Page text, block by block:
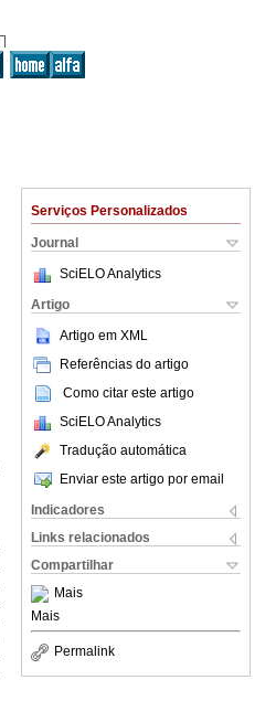
Serviços Personalizados
Journal
SciELO Analytics
Artigo
Artigo em XML
Referências do artigo
Como citar este artigo
SciELO Analytics
Tradução automática
Enviar este artigo por email
Indicadores
Links relacionados
Compartilhar
Mais
Mais
Permalink